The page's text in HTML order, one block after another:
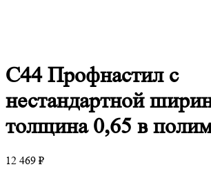
С44Профнастил с
нестандартной
толщина 0,65 в
12 469 ₽